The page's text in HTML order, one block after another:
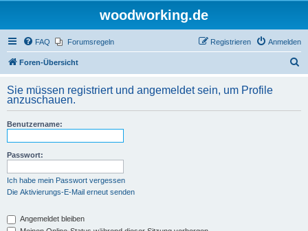
woodworking.de
FAQ Forumsregeln Anmelden
Registrieren
Foren-Übersicht
h
Sie müssen registriert und angemeldet sein, um Profile
anzuschauen.
Benutzername:
Passwort:
Ich habe mein Passwort vergessen
Die Aktivierungs-E-Mail erneut senden
Angemeldet bleiben